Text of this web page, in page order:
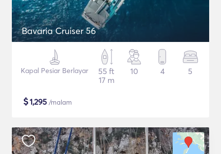
Bavaria Cruiser 56
Kapal Pesiar Berlayar
55 ft
17 m
10 4 5
$1,295 /malam